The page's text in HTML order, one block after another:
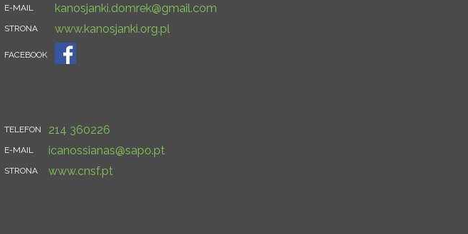
E-MAIL kanosjanki.domrek@gmail.com
STRONA www.kanosjanki.org.pl
FACEBOOK
TELEFON 214 360226
E-MAIL icanossianas@sapo.pt
STRONA www.cnsf.pt